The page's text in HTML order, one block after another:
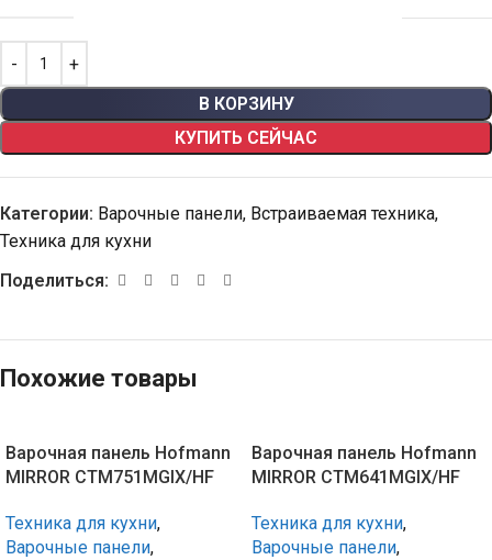
В КОРЗИНУ
КУПИТЬ СЕЙЧАС
Категории: Варочные панели, Встраиваемая техника,
Техника для кухни
Поделиться:
Похожие товары
Варочная панель Hofmann
MIRROR CTM751MGIX/HF
Техника для кухни,
Варочные панели,
Варочная панель Hofmann
MIRROR CTM641MGIX/HF
Техника для кухни,
Варочные панели,